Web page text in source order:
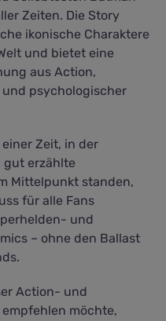
Zeiten. Die Story
ikonische Charaktere
und bietet eine
aus Action,
psychologischer
Zeit, in der
gut erzählte
Mittelpunkt standen,
für alle Fans
und
– ohne den Ballast
Action- und
möchte,